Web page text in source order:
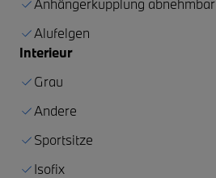
Anhängerkupplung abnehmbar
Alufelgen
Interieur
Grau
Andere
Sportsitze
Isofix